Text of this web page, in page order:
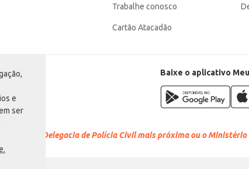
e
ser
Trabalhe conosco
Cartão Atacadão
Baixe o aplicativo
procure a Delegacia de Polícia Civil mais próxima ou o